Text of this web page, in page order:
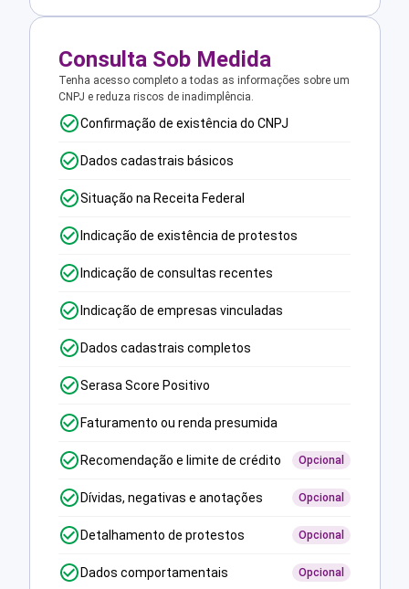
Consulta Sob Medida
Tenha acesso completo a todas as informações sobre um
CNPJ e reduza riscos de inadimplência.
Confirmação de existência do CNPJ
Dados cadastrais básicos
Situação na Receita Federal
Indicação de existência de protestos
Indicação de consultas recentes
Indicação de empresas vinculadas
Dados cadastrais completos
Serasa Score Positivo
Faturamento ou renda presumida
Recomendação e limite de crédito Opcional
Dívidas, negativas e anotações Opcional
Detalhamento de protestos Opcional
Dados comportamentais Opcional